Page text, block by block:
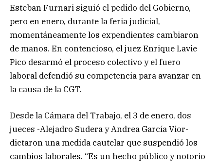
Esteban Furnari siguió el pedido del Gobierno,
pero en enero, durante la feria judicial,
momentáneamente los expendientes cambiaron
de manos. En contencioso, el juez Enrique Lavie
Pico desarmó el proceso colectivo y el fuero
laboral defendió su competencia para avanzar en
la causa de la CGT.
Desde la Cámara del Trabajo, el 3 de enero, dos
jueces -Alejadro Sudera y Andrea García Vior-
dictaron una medida cautelar que suspendió los
cambios laborales. “Es un hecho público y notorio